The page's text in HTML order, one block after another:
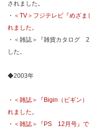
されました。
・＜TV＞フジテレビ『めざ
れました。
・＜雑誌＞『雑貨カタログ
した。
◆2003年
・＜雑誌＞『Bigin（ビギン
れました。
・＜雑誌＞『PS 12月号』で